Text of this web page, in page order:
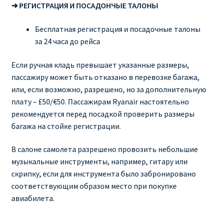
➜ РЕГИСТРАЦИЯ И ПОСАДОНЧЫЕ ТАЛОНЫ
Бесплатная регистрация и посадочные талоны
за 24 часа до рейса
Если ручная кладь превышает указанные размеры,
пассажиру может быть отказано в перевозке багажа,
или, если возможно, разрешено, но за дополнительную
плату – £50/€50. Пассажирам Ryanair настоятельно
рекомендуется перед посадкой проверить размеры
багажа на стойке регистрации.
В салоне самолета разрешено провозить небольшие
музыкальные инструменты, например, гитару или
скрипку, если для инструмента было забронировано
соответствующим образом место при покупке
авиабилета.